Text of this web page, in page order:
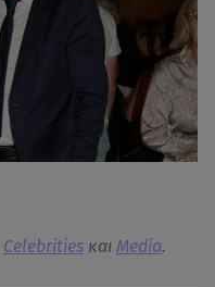
Celebrities και Media.